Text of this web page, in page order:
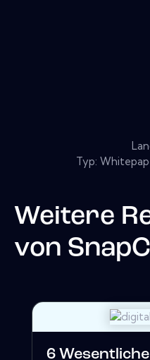
Typ:
Weitere
von
6